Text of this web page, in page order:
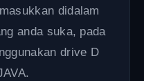
didalam
anda suka, pada
drive D